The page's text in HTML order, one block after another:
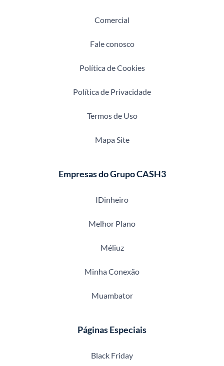
Comercial
Fale conosco
Política de Cookies
Política de Privacidade
Termos de Uso
Mapa Site
Empresas do Grupo CASH3
IDinheiro
Melhor Plano
Méliuz
Minha Conexão
Muambator
Páginas Especiais
Black Friday